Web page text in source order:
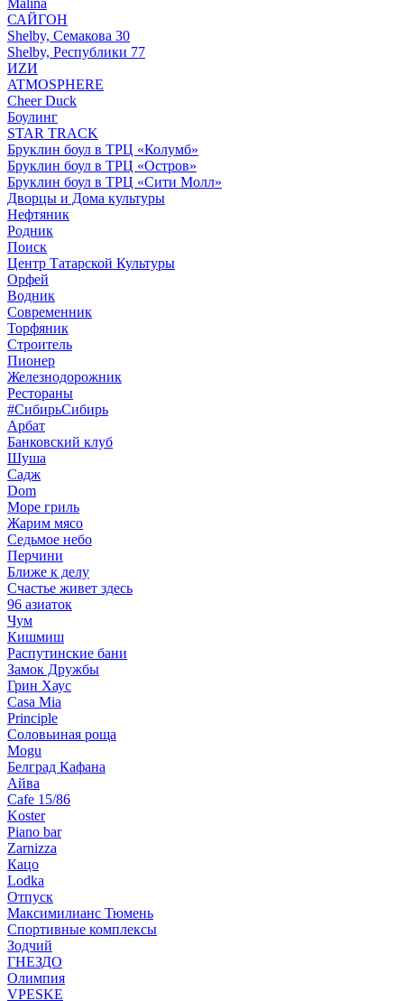
Malina
САЙГОН
Shelby, Семакова 30
Shelby, Республики 77
ИZИ
ATMOSPHERE
Cheer Duck
Боулинг
STAR TRACK
Бруклин боул в ТРЦ «Колумб»
Бруклин боул в ТРЦ «Остров»
Бруклин боул в ТРЦ «Сити Молл»
Дворцы и Дома культуры
Нефтяник
Родник
Поиск
Центр Татарской Культуры
Орфей
Водник
Современник
Торфяник
Строитель
Пионер
Железнодорожник
Рестораны
#СибирьСибирь
Арбат
Банковский клуб
Шуша
Садж
Dom
Море гриль
Жарим мясо
Седьмое небо
Перчини
Ближе к делу
Счастье живет здесь
96 азиаток
Чум
Кишмиш
Распутинские бани
Замок Дружбы
Грин Хаус
Casa Mia
Principle
Соловьиная роща
Mogu
Белград Кафана
Айва
Cafe 15/86
Koster
Piano bar
Zarnizza
Кацо
Lodka
Отпуск
Максимилианс Тюмень
Спортивные комплексы
Зодчий
ГНЕЗДО
Олимпия
VPESKE